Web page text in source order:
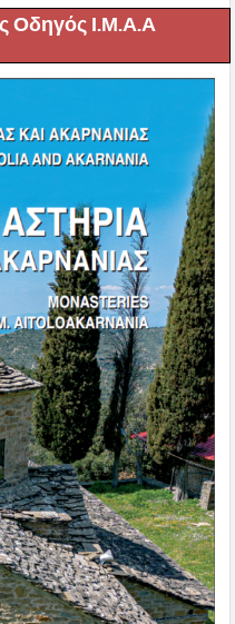
Οδηγός Ι.Μ.Α.Α